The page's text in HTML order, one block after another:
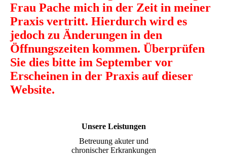
Frau Pache mich in der Zeit in meiner
Praxis vertritt. Hierdurch wird es
jedoch zu Änderungen in den
Öffnungszeiten kommen. Überprüfen
Sie dies bitte im September vor
Erscheinen in der Praxis auf dieser
Website.
Unsere Leistungen
Betreuung akuter und
chronischer Erkrankungen